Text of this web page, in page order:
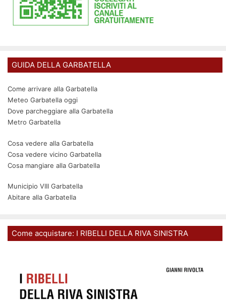
GUIDA DELLA GARBATELLA
Come arrivare alla Garbatella
Meteo Garbatella oggi
Dove parcheggiare alla Garbatella
Metro Garbatella
Cosa vedere alla Garbatella
Cosa vedere vicino Garbatella
Cosa mangiare alla Garbatella
Municipio VIII Garbatella
Abitare alla Garbatella
Come acquistare: I RIBELLI DELLA RIVA SINISTRA